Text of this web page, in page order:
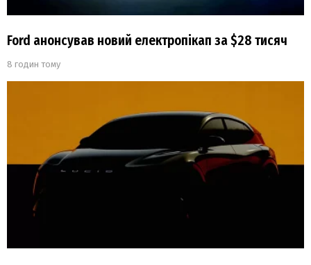
Ford анонсував новий електропікап за $28 тисяч
8 годин тому